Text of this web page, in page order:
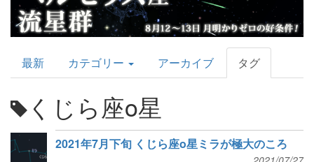
AstroArts
Topics
最新 カテゴリー アーカイブ タグ
くじら座ο星
2021年7月下旬 くじら座ο星ミラが極大のころ